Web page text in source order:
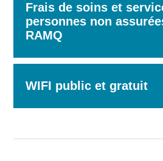
Frais de soins et
personnes non
RAMQ
WIFI public et gratuit